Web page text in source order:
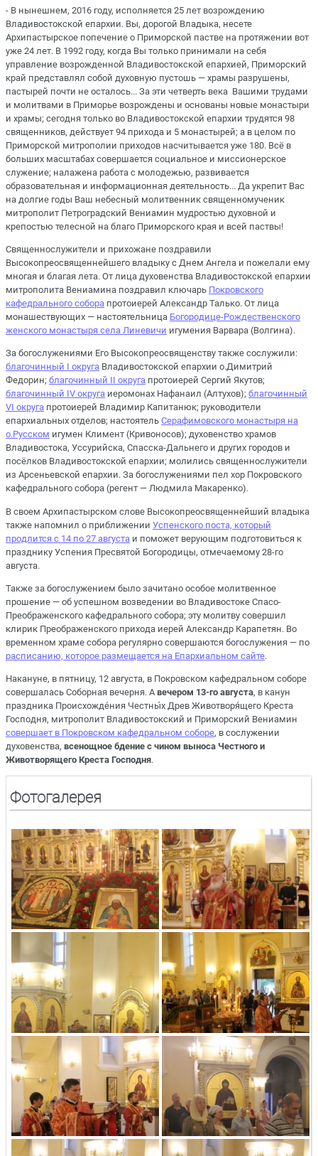
- В нынешнем, 2016 году, исполняется 25 лет возрождению
Владивостокской епархии. Вы, дорогой Владыка, несете
Архипастырское попечение о Приморской пастве на протяжении вот
уже 24 лет. В 1992 году, когда Вы только принимали на себя
управление возрожденной Владивостокской епархией, Приморский
край представлял собой духовную пустошь — храмы разрушены,
пастырей почти не осталось... За эти четверть века Вашими трудами
и молитвами в Приморье возрождены и основаны новые монастыри
и храмы; сегодня только во Владивостокской епархии трудятся 98
священников, действует 94 прихода и 5 монастырей; а в целом по
Приморской митрополии приходов насчитывается уже 180. Всё в
больших масштабах совершается социальное и миссионерское
служение; налажена работа с молодежью, развивается
образовательная и информационная деятельность... Да укрепит Вас
на долгие годы Ваш небесный молитвенник священномученик
митрополит Петроградский Вениамин мудростью духовной и
крепостью телесной на благо Приморского края и всей паствы!
Священнослужители и прихожане поздравили
Высокопреосвященнейшего владыку с Днем Ангела и пожелали ему
многая и благая лета. От лица духовенства Владивостокской епархии
митрополита Вениамина поздравил ключарь Покровского
кафедрального собора протоиерей Александр Талько. От лица
монашествующих — настоятельница Богородице-Рождественского
женского монастыря села Линевичи игумения Варвара (Волгина).
За богослужениями Его Высокопреосвященству также сослужили:
благочинный I округа Владивостокской епархии о.Димитрий
Федорин; благочинный II округа протоиерей Сергий Якутов;
благочинный IV округа иеромонах Нафанаил (Алтухов); благочинный
VI округа протоиерей Владимир Капитанюк; руководители
епархиальных отделов; настоятель Серафимовского монастыря на
о.Русском игумен Климент (Кривоносов); духовенство храмов
Владивостока, Уссурийска, Спасска-Дальнего и других городов и
посёлков Владивостокской епархии; молились священнослужители
из Арсеньевской епархии. За богослужениями пел хор Покровского
кафедрального собора (регент — Людмила Макаренко).
В своем Архипастырском слове Высокопреосвященнейший владыка
также напомнил о приближении Успенского поста, который
продлится с 14 по 27 августа и поможет верующим подготовиться к
празднику Успения Пресвятой Богородицы, отмечаемому 28-го
августа.
Также за богослужением было зачитано особое молитвенное
прошение — об успешном возведении во Владивостоке Спасо-
Преображенского кафедрального собора; эту молитву совершил
клирик Преображенского прихода иерей Александр Карапетян. Во
временном храме собора регулярно совершаются богослужения — по
расписанию, которое размещается на Епархиальном сайте.
Накануне, в пятницу, 12 августа, в Покровском кафедральном соборе
совершалась Соборная вечерня. А вечером 13-го августа, в канун
праздника Происхожде́ния Честны́х Древ Животворя́щего Креста
Господня, митрополит Владивостокский и Приморский Вениамин
совершает в Покровском кафедральном соборе, в сослужении
духовенства, всенощное бдение с чином выноса Честного и
Животворящего Креста Господня.
Фотогалерея